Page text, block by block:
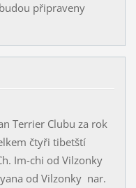
připraveny
Terrier Clubu za rok
čtyři tibetští
Im-chi od Vilzonky
od Vilzonky nar.